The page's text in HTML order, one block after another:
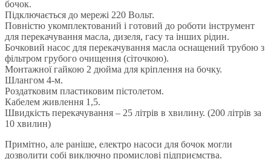
бочок.
Підключається до мережі 220 Вольт.
Повністю укомплектований і готовий до роботи інструмент
для перекачування масла, дизеля, гасу та інших рідин.
Бочковий насос для перекачування масла оснащений трубою з
фільтром грубого очищення (сіточкою).
Монтажної гайкою 2 дюйма для кріплення на бочку.
Шлангом 4-м.
Роздатковим пластиковим пістолетом.
Кабелем живлення 1,5.
Швидкість перекачування – 25 літрів в хвилину. (200 літрів за
10 хвилин)
Примітно, але раніше, електро насоси для бочок могли
дозволити собі виключно промислові підприємства.